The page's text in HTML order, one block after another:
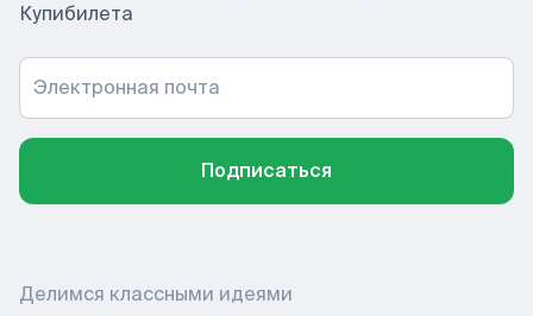
Купибилета
Электронная почта
Подписаться
Делимся классными идеями